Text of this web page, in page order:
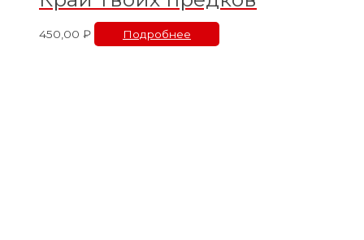
450,00 ₽ Подробнее